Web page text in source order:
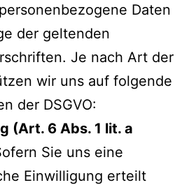
Daten
der geltenden
Je nach Art der
wir uns auf folgende
der DSGVO:
(Art. 6 Abs. 1 lit. a
Sie uns eine
Einwilligung erteilt